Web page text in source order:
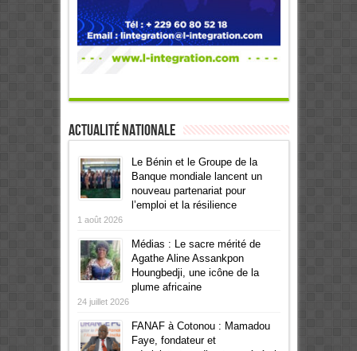
Actualité Nationale
Le Bénin et le Groupe de la
Banque mondiale lancent un
nouveau partenariat pour
l’emploi et la résilience
1 août 2026
Médias : Le sacre mérité de
Agathe Aline Assankpon
Houngbedji, une icône de la
plume africaine
24 juillet 2026
FANAF à Cotonou : Mamadou
Faye, fondateur et